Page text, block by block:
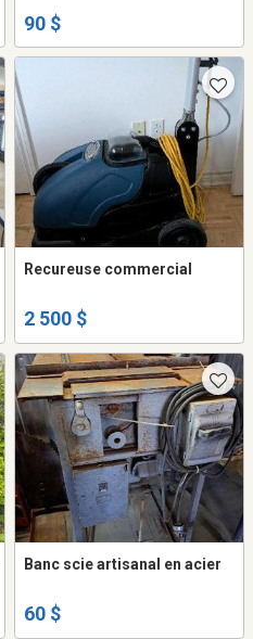
90 $
Recureuse commercial
2 500 $
Banc scie artisanal en acier
60 $